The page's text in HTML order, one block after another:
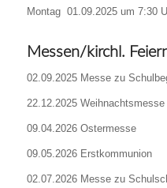
Montag 01.09.2025 um 7:30
Messen/kirchl.
02.09.2025 Messe zu
22.12.2025 Weihnachtsmesse
09.04.2026 Ostermesse
09.05.2026 Erstkommunion
02.07.2026 Messe zu